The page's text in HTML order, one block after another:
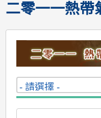
二零一一熱帶